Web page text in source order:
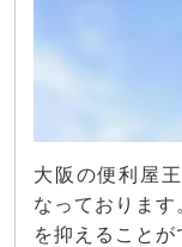
大阪の便利屋
なっておりま
を抑えること